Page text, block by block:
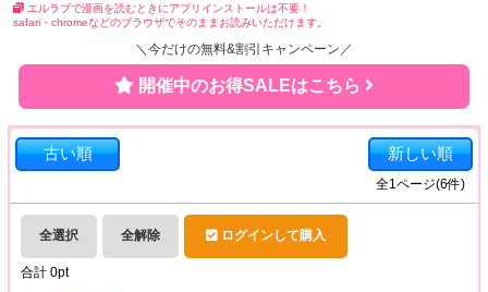
エルラブで漫画を読むときにアプリインストールは不要！
safari・chromeなどのブラウザでそのままお読みいただけます。
＼今だけの無料&割引キャンペーン／
開催中のお得SALEはこちら
古い順 新しい順
全1 ページ(6件)
全選択 全解除 ログインして購入
合計 0pt